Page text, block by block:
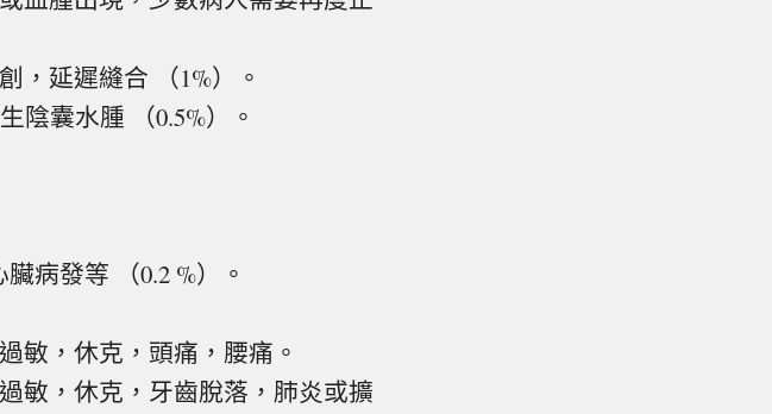
，延遲縫合 （1%）。
陰囊水腫 （0.5%）。
病發等 （0.2 %）。
敏，休克，頭痛，腰痛。
敏，休克，牙齒脫落，肺炎或擴